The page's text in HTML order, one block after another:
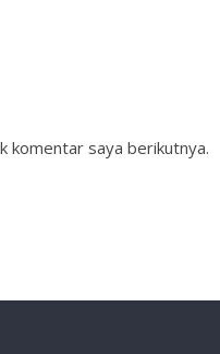
komentar saya berikutnya.